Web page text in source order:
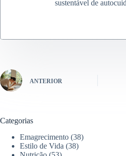
sustentável de
ANTERIOR
Categorias
Emagrecimento (38)
Estilo de Vida (38)